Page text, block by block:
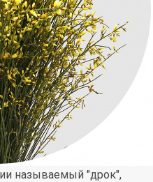
называемый "дрок",